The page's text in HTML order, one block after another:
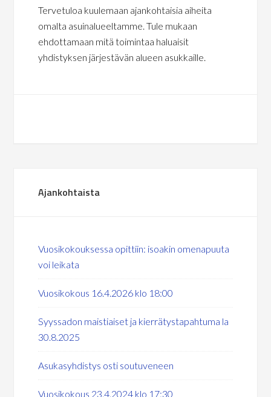
Tervetuloa kuulemaan ajankohtaisia aiheita
omalta asuinalueeltamme. Tule mukaan
ehdottamaan mitä toimintaa haluaisit
yhdistyksen järjestävän alueen asukkaille.
Ajankohtaista
Vuosikokouksessa opittiin: isoakin omenapuuta
voi leikata
Vuosikokous 16.4.2026 klo 18:00
Syyssadon maistiaiset ja kierrätystapahtuma la
30.8.2025
Asukasyhdistys osti soutuveneen
Vuosikokous 23.4.2024 klo 17:30